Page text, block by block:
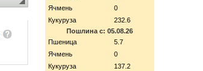
Ячмень
0
Кукуруза
232.6
Пошлина с: 05.08.26
Пшеница
5.7
Ячмень
0
Кукуруза
137.2